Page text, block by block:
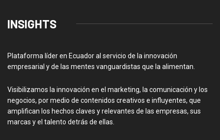
INSIGHTS
Plataforma líder en Ecuador al servicio de la innovación
empresarial y de las mentes vanguardistas que la alimentan.
Visibilizamos la innovación en el marketing, la comunicación y los
negocios, por medio de contenidos creativos e influyentes, que
amplifican los hechos claves y relevantes de las empresas, sus
marcas y el talento detrás de ellas.